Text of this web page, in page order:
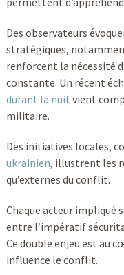
Des observateurs
stratégiques,
renforcent la nécessité
constante. Un récent
durant la nuit vient
militaire.
Des initiatives locales,
ukrainien, illustrent les
qu’externes du conflit.
Chaque acteur impliqué
entre l’impératif
Ce double enjeu est au
influence le conflit.